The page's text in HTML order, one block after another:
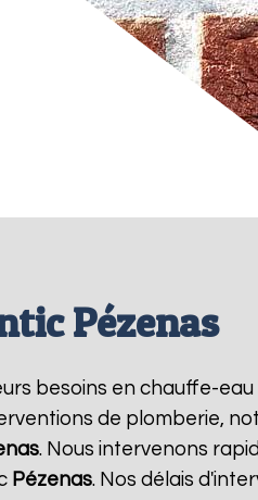
Pézenas
besoins en chauffe-
de plomberie,
. Nous intervenons
Pézenas. Nos délais